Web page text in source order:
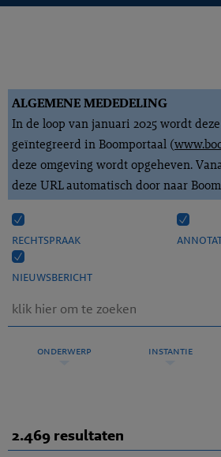
ALGEMENE MEDEDELING
In de loop van januari 2025 wordt
geïntegreerd in Boomportaal (
deze omgeving wordt opgeheven.
deze URL automatisch door naar
rechtspraak
nieuwsbericht
onderwerp instantie
2.469 resultaten